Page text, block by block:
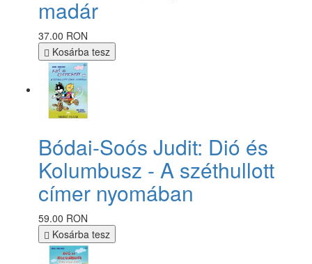
madár
37.00 RON
Kosárba tesz
Bódai-Soós Judit: Dió és
Kolumbusz - A széthullott
címer nyomában
59.00 RON
Kosárba tesz